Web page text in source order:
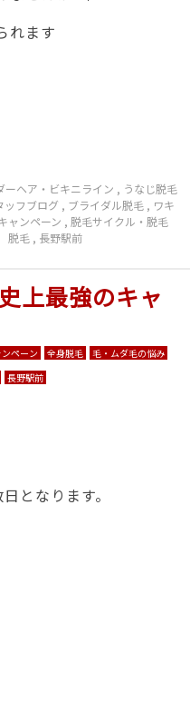
れます
ーヘア・ビキニライン , うなじ脱毛
ッフブログ , ブライダル脱毛 , ワキ
ャンペーン ,脱毛サイクル・脱毛
脱毛 , 長野駅前
上最強のキャ
ペーン 全身脱毛
毛・ムダ毛の悩み
長野駅前
となります。